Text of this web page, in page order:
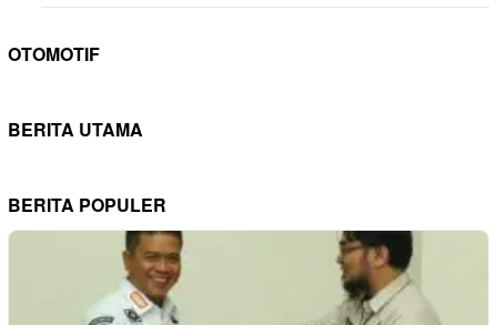
OTOMOTIF
BERITA UTAMA
BERITA POPULER